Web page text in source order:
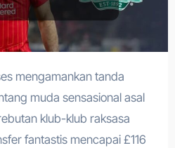
muda sensasional asal
klub-klub raksasa
fantastis mencapai £116